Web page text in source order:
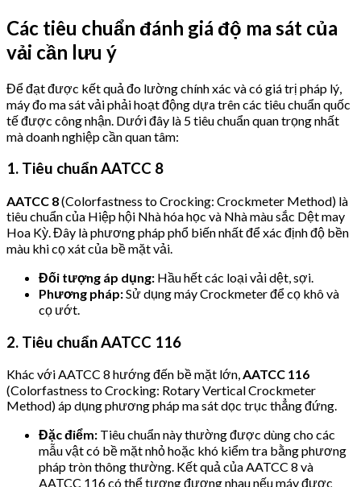
Các tiêu chuẩn đánh giá độ ma sát của
vải cần lưu ý
Để đạt được kết quả đo lường chính xác và có giá trị pháp lý,
máy đo ma sát vải phải hoạt động dựa trên các tiêu chuẩn quốc
tế được công nhận. Dưới đây là 5 tiêu chuẩn quan trọng nhất
mà doanh nghiệp cần quan tâm:
1. Tiêu chuẩn AATCC 8
AATCC 8(Colorfastness to Crocking: Crockmeter Method) là
tiêu chuẩn của Hiệp hội Nhà hóa học và Nhà màu sắc Dệt may
Hoa Kỳ. Đây là phương pháp phổ biến nhất để xác định độ bền
màu khi cọ xát của bề mặt vải.
Đối tượng áp dụng: Hầu hết các loại vải dệt, sợi.
Phương pháp:Sử dụng máy Crockmeter để cọ khô và
cọ ướt.
2. Tiêu chuẩn AATCC 116
Khác với AATCC 8 hướng đến bề mặt lớn,AATCC 116
(Colorfastness to Crocking: Rotary Vertical Crockmeter
Method) áp dụng phương pháp ma sát dọc trục thẳng đứng.
Đặc điểm: Tiêu chuẩn này thường được dùng cho các
mẫu vật có bề mặt nhỏ hoặc khó kiểm tra bằng phương
pháp tròn thông thường. Kết quả của AATCC 8 và
AATCC 116 có thể tương đương nhau nếu máy được